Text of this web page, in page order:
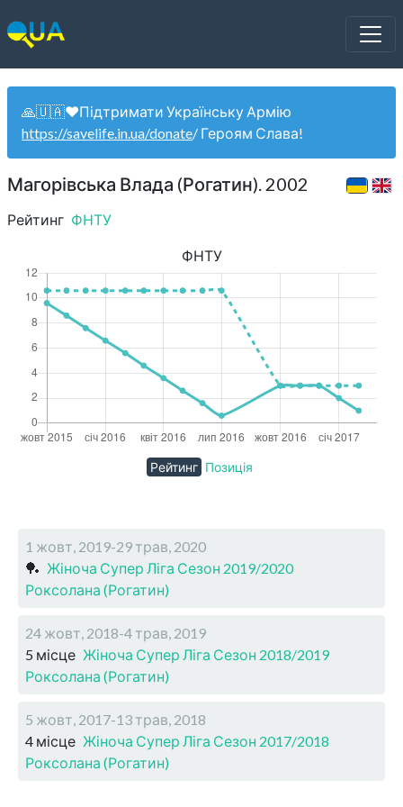
🙏🇺🇦❤️Підтримати Українську Армію
https://savelife.in.ua/donate/ Героям Слава!
Магорівська Влада (Рогатин). 2002
Рейтинг ФНТУ
1 жовт, 2019-29 трав, 2020
🏓 Жіноча Супер Ліга Сезон 2019/2020
Роксолана (Рогатин)
24 жовт, 2018-4 трав, 2019
5 місце Жіноча Супер Ліга Сезон 2018/2019
Роксолана (Рогатин)
5 жовт, 2017-13 трав, 2018
4 місце Жіноча Супер Ліга Сезон 2017/2018
Роксолана (Рогатин)
ФНТУ
Рейтинг Позиція